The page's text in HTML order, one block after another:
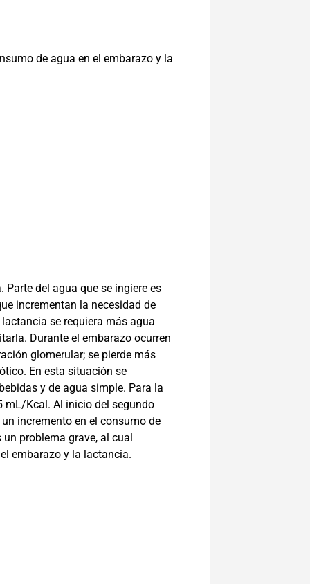
de agua en el embarazo y la
del agua que se ingiere es
incrementan la necesidad de
se requiera más agua
Durante el embarazo ocurren
glomerular; se pierde más
En esta situación se
y de agua simple. Para la
mL/Kcal. Al inicio del segundo
incremento en el consumo de
problema grave, al cual
embarazo y la lactancia.